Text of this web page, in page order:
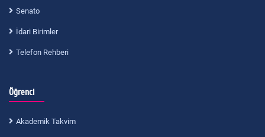
Senato
İdari Birimler
Telefon Rehberi
Öğrenci
Akademik Takvim